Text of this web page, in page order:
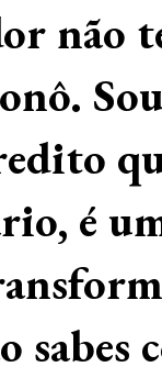
não
é